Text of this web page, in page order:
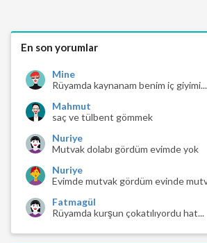
En son yorumlar
Mine
Rüyamda kaynanam benim iç giyimi...
Mahmut
saç ve tülbent gömmek
Nuriye
Mutvak dolabı gördüm evimde yok
Nuriye
Evimde mutvak gördüm evinde
Fatmagül
Rüyamda kurşun çokatılıyordu hat...